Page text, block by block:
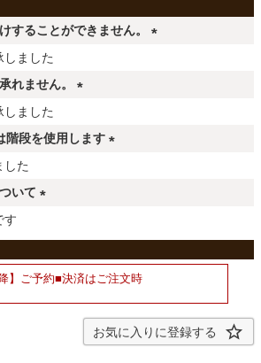
することができません。
しました
れません。
必
しました
階段を使用します
した
いて
必
須
)
す
】ご予約■決済はご注文時
お気に入りに登録する